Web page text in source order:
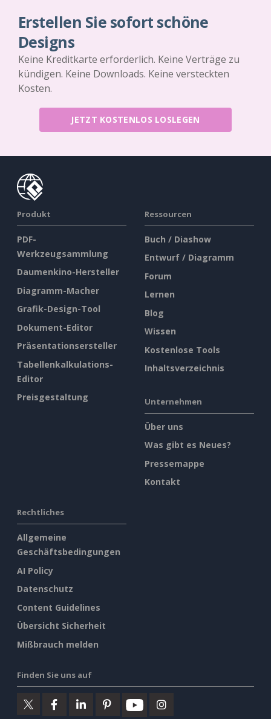
Erstellen Sie sofort schöne
Designs
Keine Kreditkarte erforderlich. Keine Verträge zu
kündigen. Keine Downloads. Keine versteckten
Kosten.
JETZT KOSTENLOS LOSLEGEN
Produkt
PDF-
Werkzeugsammlung
Daumenkino-Hersteller
Diagramm-Macher
Grafik-Design-Tool
Dokument-Editor
Präsentationsersteller
Tabellenkalkulations-
Editor
Preisgestaltung
Ressourcen
Buch / Diashow
Entwurf / Diagramm
Forum
Lernen
Blog
Wissen
Kostenlose Tools
Inhaltsverzeichnis
Unternehmen
Über uns
Was gibt es Neues?
Pressemappe
Kontakt
Rechtliches
Allgemeine
Geschäftsbedingungen
AI Policy
Datenschutz
Content Guidelines
Übersicht Sicherheit
Mißbrauch melden
Finden Sie uns auf